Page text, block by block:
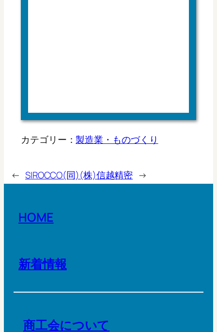
カテゴリー：製造業・ものづくり
← SIROCCO(同)(株)信越精密 →
HOME
新着情報
商工会について